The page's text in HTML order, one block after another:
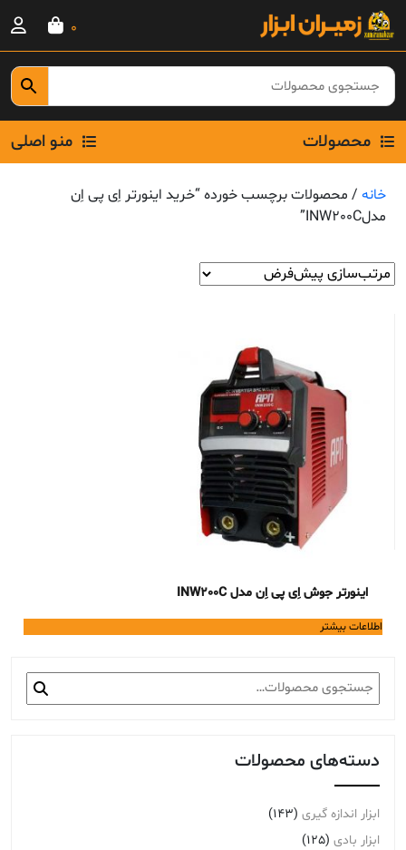
Skip
content
0
محصولات منو اصلی
خانه / محصولات برچسب خورده “خرید اینورتر اِی پی اِن
مدلINW200C”
اینورتر جوش اِی پی اِن مدل INW200C
اطلاعات بیشتر
جستجو
برای:
دسته‌های محصولات
ابزار اندازه گیری (143)
ابزار بادی (125)